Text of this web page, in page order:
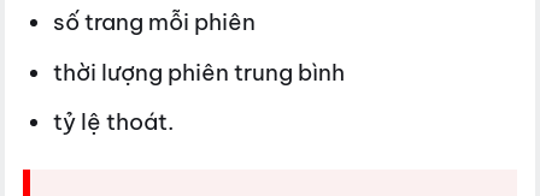
số trang mỗi phiên
thời lượng phiên trung bình
tỷ lệ thoát.